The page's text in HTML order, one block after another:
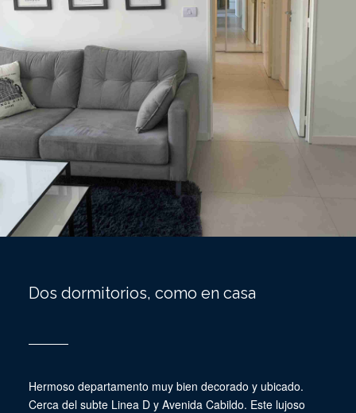
Dos dormitorios, como en casa
Hermoso departamento muy bien decorado y ubicado.
Cerca del subte Linea D y Avenida Cabildo. Este lujoso